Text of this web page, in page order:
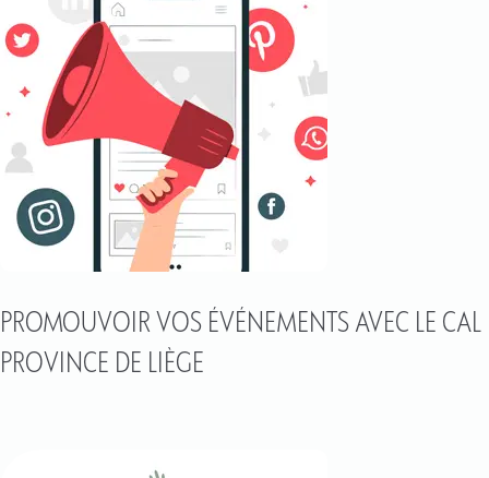
PROMOUVOIR VOS ÉVÉNEMENTS AVEC LE CAL
PROVINCE DE LIÈGE